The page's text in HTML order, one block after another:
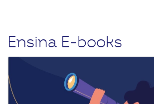
Ensina E-books